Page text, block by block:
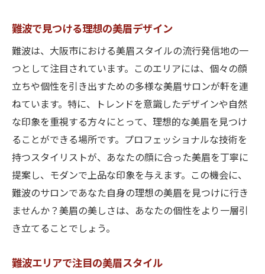
難波で見つける理想の美眉デザイン
難波は、大阪市における美眉スタイルの流行発信地の一
つとして注目されています。このエリアには、個々の顔
立ちや個性を引き出すための多様な美眉サロンが軒を連
ねています。特に、トレンドを意識したデザインや自然
な印象を重視する方々にとって、理想的な美眉を見つけ
ることができる場所です。プロフェッショナルな技術を
持つスタイリストが、あなたの顔に合った美眉を丁寧に
提案し、モダンで上品な印象を与えます。この機会に、
難波のサロンであなた自身の理想の美眉を見つけに行き
ませんか？美眉の美しさは、あなたの個性をより一層引
き立てることでしょう。
難波エリアで注目の美眉スタイル